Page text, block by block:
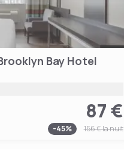
Bay Hotel
87 €
-45% 156 €la nuit